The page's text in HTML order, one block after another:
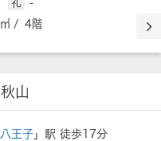
/ 4階
山
八王子 」駅 徒歩17分